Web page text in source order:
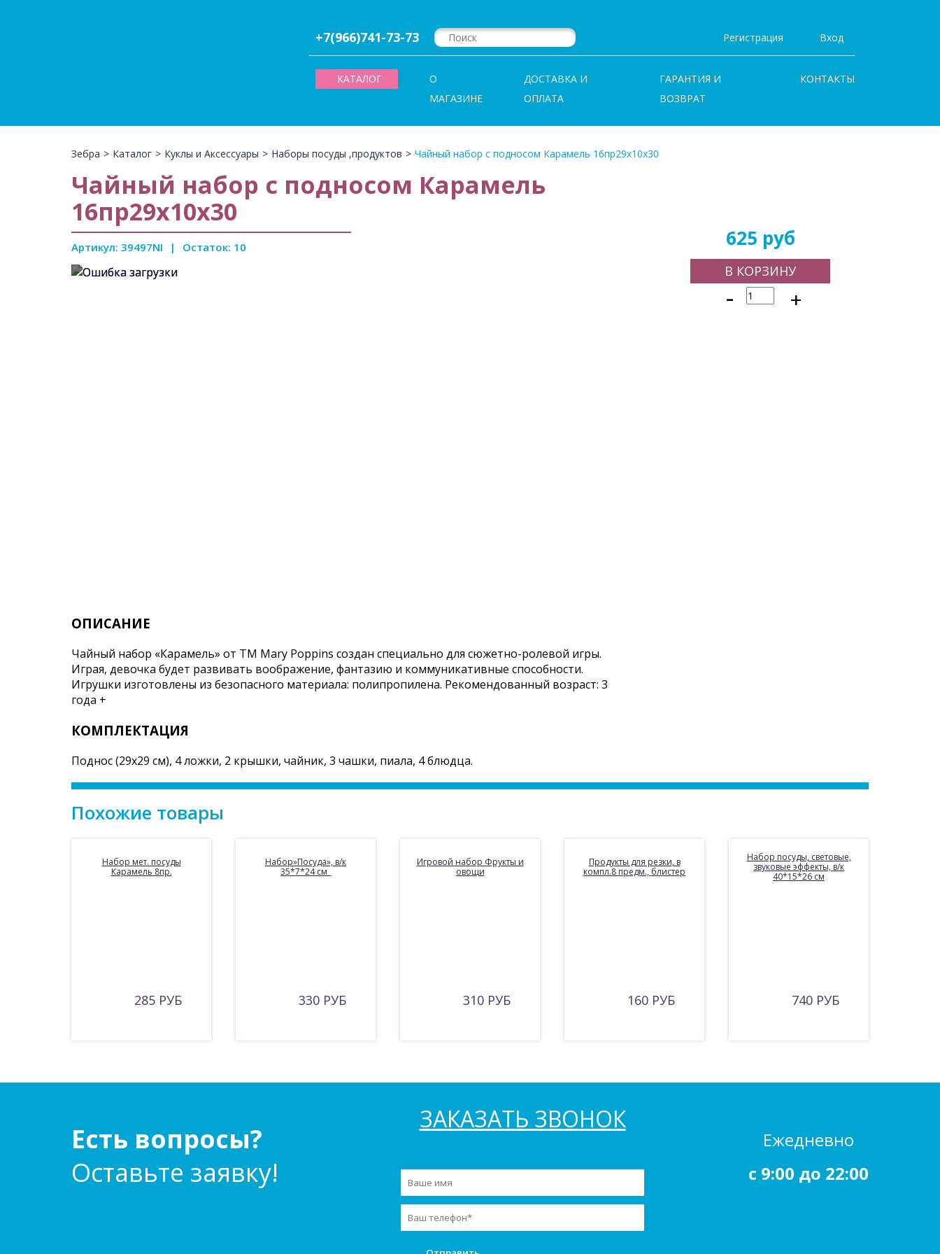
+7(966)741-73-73 Регистрация Вход
КАТАЛОГ
О
МАГАЗИНЕ
ДОСТАВКА И
ОПЛАТА
ГАРАНТИЯ И
ВОЗВРАТ
КОНТАКТЫ
Зебра > Каталог > Куклы и Аксессуары > Наборы посуды ,продуктов > Чайный набор с подносом Карамель 16пр29х10х30
Чайный набор с подносом Карамель
16пр29х10х30
Артикул: 39497NI | Остаток: 10
ОПИСАНИЕ
Чайный набор «Карамель» от ТМ Mary Poppins создан специально для сюжетно-ролевой игры.
Играя, девочка будет развивать воображение, фантазию и коммуникативные способности.
Игрушки изготовлены из безопасного материала: полипропилена. Рекомендованный возраст: 3
года +
КОМПЛЕКТАЦИЯ
Поднос (29х29 см), 4 ложки, 2 крышки, чайник, 3 чашки, пиала, 4 блюдца.
625 руб
В КОРЗИНУ
- +
Похожие товары
Набор мет. посуды
Карамель 8пр.
285 РУБ
Набор»Посуда», в/к
35*7*24 см_
330 РУБ
Игровой набор Фрукты и
овощи
310 РУБ
Продукты для резки, в
компл.8 предм., блистер
160 РУБ
Набор посуды, световые,
звуковые эффекты, в/к
40*15*26 см
740 РУБ
Есть вопросы?
Оставьте заявку!
ЗАКАЗАТЬ ЗВОНОК
Ежедневно
c 9:00 до 22:00